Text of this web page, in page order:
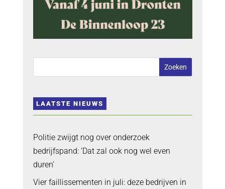
LAATSTE NIEUWS
Politie zwijgt nog over onderzoek
bedrijfspand: ‘Dat zal ook nog wel even
duren’
Vier faillissementen in juli: deze bedrijven in